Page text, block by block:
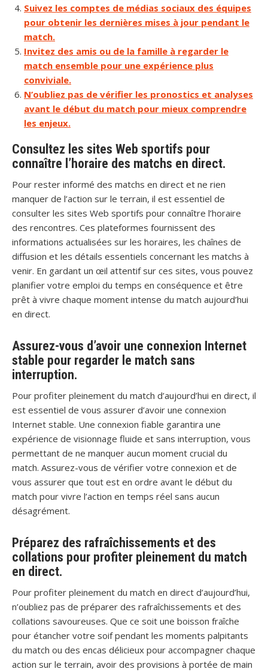
Suivez les comptes de médias sociaux des équipes
pour obtenir les dernières mises à jour pendant le
match.
Invitez des amis ou de la famille à regarder le
match ensemble pour une expérience plus
conviviale.
N’oubliez pas de vérifier les pronostics et analyses
avant le début du match pour mieux comprendre
les enjeux.
Consultez les sites Web sportifs pour
connaître l’horaire des matchs en direct.
Pour rester informé des matchs en direct et ne rien
manquer de l’action sur le terrain, il est essentiel de
consulter les sites Web sportifs pour connaître l’horaire
des rencontres. Ces plateformes fournissent des
informations actualisées sur les horaires, les chaînes de
diffusion et les détails essentiels concernant les matchs à
venir. En gardant un œil attentif sur ces sites, vous pouvez
planifier votre emploi du temps en conséquence et être
prêt à vivre chaque moment intense du match aujourd’hui
en direct.
Assurez-vous d’avoir une connexion Internet
stable pour regarder le match sans
interruption.
Pour profiter pleinement du match d’aujourd’hui en direct, il
est essentiel de vous assurer d’avoir une connexion
Internet stable. Une connexion fiable garantira une
expérience de visionnage fluide et sans interruption, vous
permettant de ne manquer aucun moment crucial du
match. Assurez-vous de vérifier votre connexion et de
vous assurer que tout est en ordre avant le début du
match pour vivre l’action en temps réel sans aucun
désagrément.
Préparez des rafraîchissements et des
collations pour profiter pleinement du match
en direct.
Pour profiter pleinement du match en direct d’aujourd’hui,
n’oubliez pas de préparer des rafraîchissements et des
collations savoureuses. Que ce soit une boisson fraîche
pour étancher votre soif pendant les moments palpitants
du match ou des encas délicieux pour accompagner chaque
action sur le terrain, avoir des provisions à portée de main